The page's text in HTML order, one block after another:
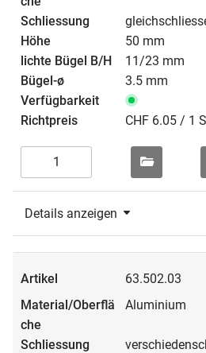
50 mm
11/23 mm
3.5 mm
CHF 6.05 / 1
Details anzeigen
63.502.03
Aluminium